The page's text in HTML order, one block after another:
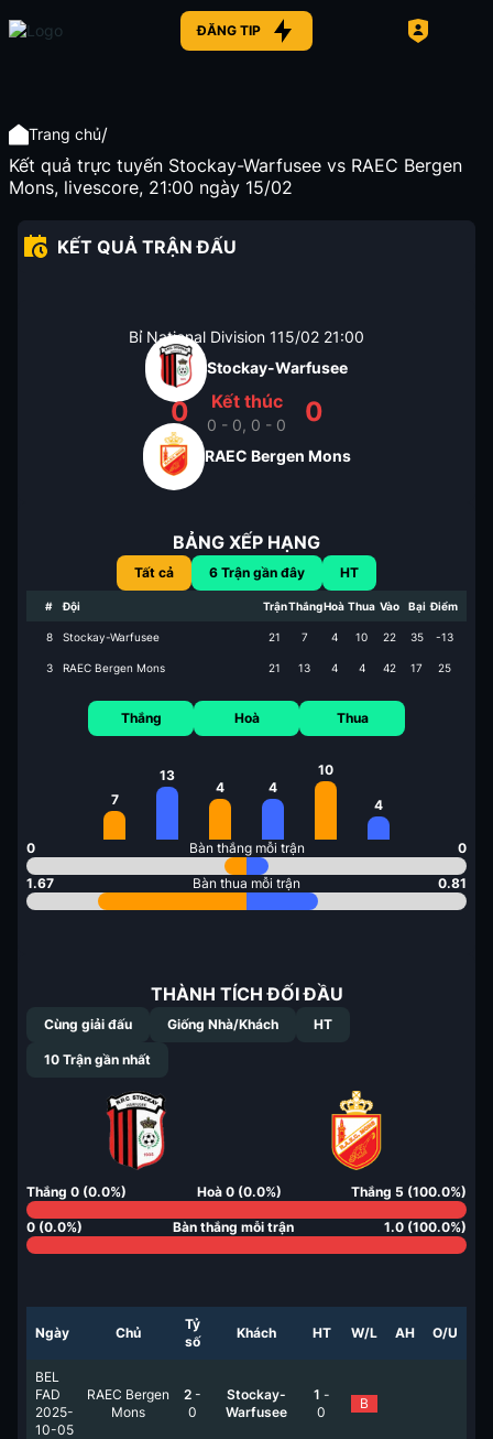
ĐĂNG TIP
Trang chủ/
Kết quả trực tuyến Stockay-Warfusee vs RAEC Bergen
Mons, livescore, 21:00 ngày 15/02
KẾT QUẢ TRẬN ĐẤU
Bỉ National Division 115/02 21:00
Stockay-Warfusee
0 Kết thúc
0 - 0, 0 - 0 0
RAEC Bergen Mons
BẢNG XẾP HẠNG
Tất cả 6 Trận gần đây HT
# Đội TrậnThắngHoà Thua Vào Bại Điểm
8 Stockay-Warfusee 21 7 4 10 22 35 -13
3 RAEC Bergen Mons 21 13 4 4 42 17 25
Thắng
7
13
Hoà
4 4
Thua
10
4
0 Bàn thắng mỗi trận 0
1.67 Bàn thua mỗi trận 0.81
THÀNH TÍCH ĐỐI ĐẦU
Cùng giải đấu Giống Nhà/Khách HT
10 Trận gần nhất
Thắng 0 (0.0%) Hoà 0(0.0%) Thắng 5 (100.0%)
0 (0.0%) Bàn thắng mỗi trận 1.0 (100.0%)
Ngày Chủ
Tỷ
số
Khách HT W/L AH O/U
BEL
FAD
2025-
10-05
RAEC Bergen
Mons
2-
0
Stockay-
Warfusee
1 -
0
B